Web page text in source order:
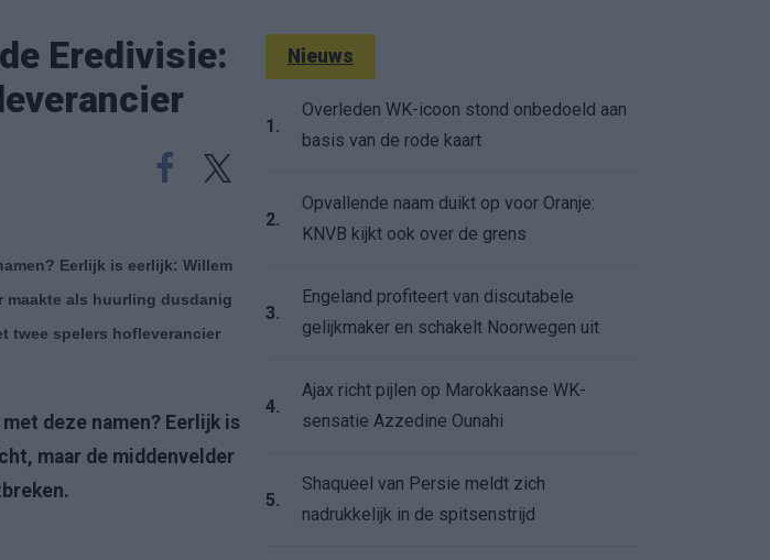
Eredivisie:
Eerlijk is eerlijk: Willem
maakte als huurling dusdanig
twee spelers hofleverancier
deze namen? Eerlijk is
maar de middenvelder
Nieuws
1.
Overleden WK-icoon stond onbedoeld aan
basis van de rode kaart
2.
Opvallende naam duikt op voor Oranje:
KNVB kijkt ook over de grens
3.
Engeland profiteert van discutabele
gelijkmaker en schakelt Noorwegen uit
4.
Ajax richt pijlen op Marokkaanse WK-
sensatie Azzedine Ounahi
5.
Shaqueel van Persie meldt zich
nadrukkelijk in de spitsenstrijd